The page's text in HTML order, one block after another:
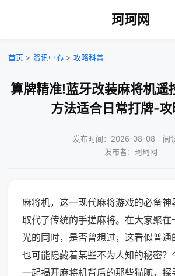
珂珂网
首页 > 资讯中心 > 攻略科普
算牌精准!蓝牙改装麻将机遥
方法适合日常打牌-
发布时间：2026-08-08｜阅
发布者：珂珂网
麻将机，这一现代麻将游戏的必备神
取代了传统的手搓麻将。在大家聚在
光的同时，是否曾想过，这看似普通
也可能隐藏着某些不为人知的秘密？
一起揭开麻将机背后的那些猫腻，探